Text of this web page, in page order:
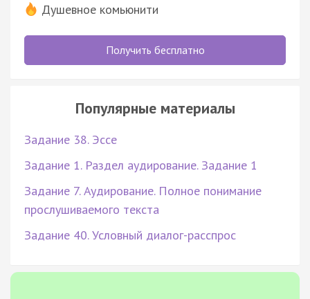
Душевное комьюнити
Получить бесплатно
Популярные материалы
Задание 38. Эссе
Задание 1. Раздел аудирование. Задание 1
Задание 7. Аудирование. Полное понимание
прослушиваемого текста
Задание 40. Условный диалог-расспрос